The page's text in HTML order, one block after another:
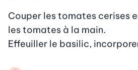
Couper les tomates cerises
les tomates à la main.
Effeuiller le basilic,